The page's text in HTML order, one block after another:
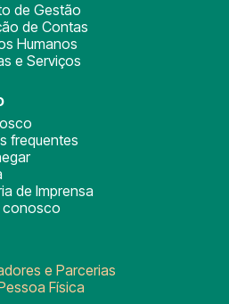
de Gestão
de Contas
Humanos
e Serviços
frequentes
de Imprensa
conosco
e Parcerias
Física